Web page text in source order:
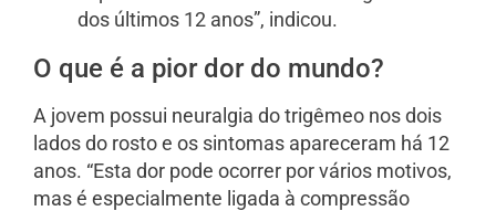
dos últimos 12 anos”, indicou.
O que é a pior dor do mundo?
A jovem possui neuralgia do trigêmeo nos dois
lados do rosto e os sintomas apareceram há 12
anos. “Esta dor pode ocorrer por vários motivos,
mas é especialmente ligada à compressão